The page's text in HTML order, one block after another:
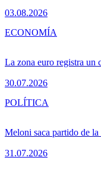
03.08.2026
La zona euro registra un
30.07.2026
ECONOMÍA
Meloni saca partido de
31.07.2026
POLÍTICA